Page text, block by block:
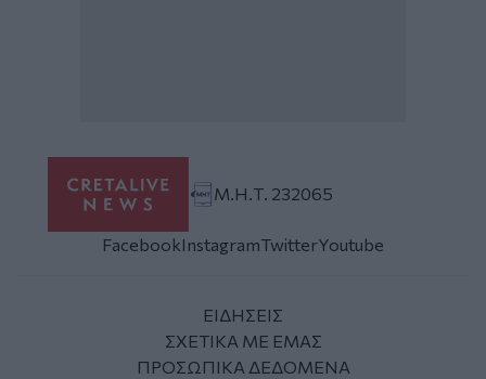
Μ.Η.Τ. 232065
FacebookInstagramTwitterYoutube
ΕΙΔΗΣΕΙΣ
ΣΧΕΤΙΚΑ ΜΕ ΕΜΑΣ
ΠΡΟΣΩΠΙΚΑ ΔΕΔΟΜΕΝΑ